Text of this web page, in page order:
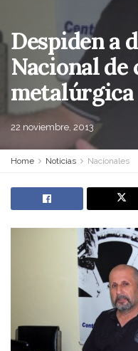
Despiden a
Nacional
metalúrgica
22 noviembre, 2013
Home Noticias Nacionales